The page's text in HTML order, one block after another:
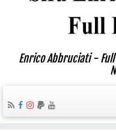
Enrico Abbruciati -